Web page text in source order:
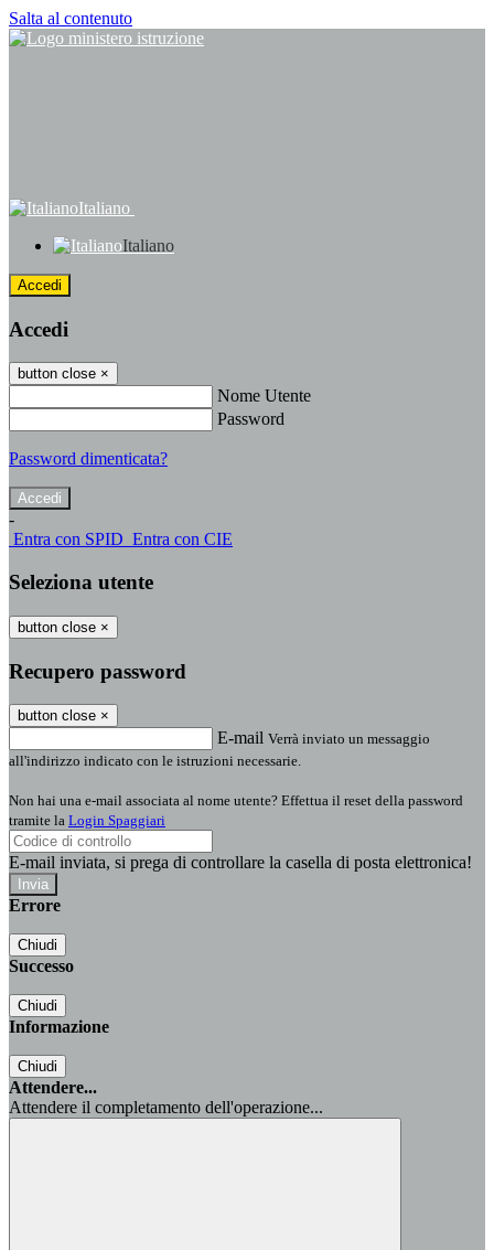
Salta al contenuto
Italiano
Italiano
Accedi
Accedi
button close ×
Nome Utente
Password
Password dimenticata?
-
Entra con SPID Entra con CIE
Seleziona utente
button close ×
Recupero password
button close ×
E-mail Verrà inviato un messaggio
all'indirizzo indicato con le istruzioni necessarie.
Non hai una e-mail associata al nome utente? Effettua il reset della password
tramite la Login Spaggiari
E-mail inviata, si prega di controllare la casella di posta elettronica!
Errore
Chiudi
Successo
Chiudi
Informazione
Chiudi
Attendere...
Attendere il completamento dell'operazione...